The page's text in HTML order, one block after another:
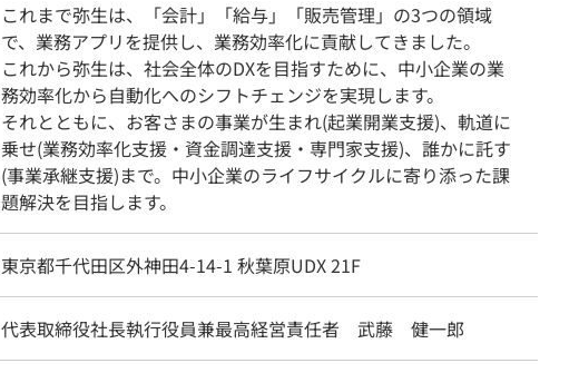
これまで弥生は、「会計」「給与」「販売管理」の3つの領域
で、業務アプリを提供し、業務効率化に貢献してきました。
これから弥生は、社会全体のDXを目指すために、中小企業の業
務効率化から自動化へのシフトチェンジを実現します。
それとともに、お客さまの事業が生まれ(起業開業支援)、軌道に
乗せ(業務効率化支援・資金調達支援・専門家支援)、誰かに託す
(事業承継支援)まで。中小企業のライフサイクルに寄り添った課
題解決を目指します。
東京都千代田区外神田4-14-1 秋葉原UDX 21F
代表取締役社長執行役員兼最高経営責任者 武藤 健一郎